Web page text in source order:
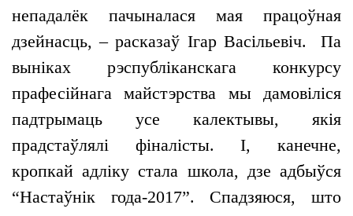
непадалёк пачыналася мая працоўная
дзейнасць, – расказаў Ігар Васільевіч. Па
выніках рэспубліканскага конкурсу
прафесійнага майстэрства мы дамовіліся
падтрымаць усе калектывы, якія
прадстаўлялі фіналісты. І, канечне,
кропкай адліку стала школа, дзе адбыўся
“Настаўнік года-2017”. Спадзяюся, што